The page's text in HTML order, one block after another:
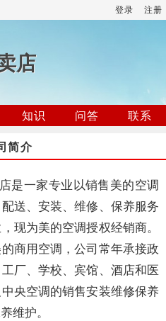
登录 注册
店
知识 问答
联系
简介
是一家专业以销售美的空调
送、安装、维修、保养服务
现为美的空调授权经销商。
商用空调，公司常年承接政
厂、学校、宾馆、酒店和医
央空调的销售安装维修保养
维护。